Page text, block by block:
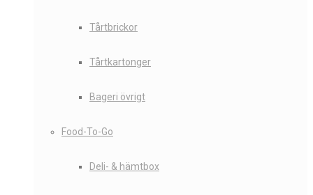
Tårtbrickor
Tårtkartonger
Bageri övrigt
Food-To-Go
Deli- & hämtbox